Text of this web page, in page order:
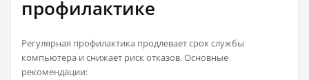
профилактике
Регулярная профилактика продлевает срок службы
компьютера и снижает риск отказов. Основные
рекомендации: